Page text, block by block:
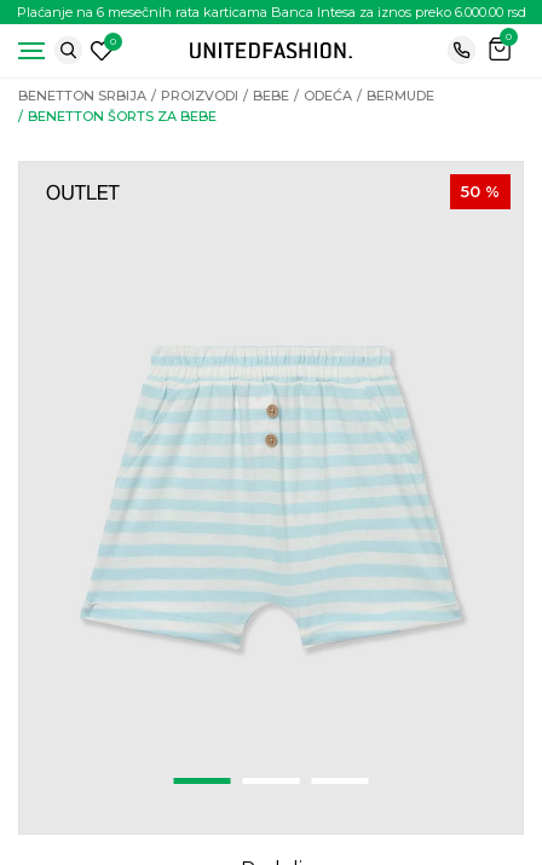
Plaćanje na 6 mesečnih rata karticama Banca Intesa za iznos preko 6.000.00 rsd
0
0
BENETTON SRBIJA PROIZVODI BEBE ODEĆA
BERMUDE
BENETTON ŠORTS ZA BEBE
50 %